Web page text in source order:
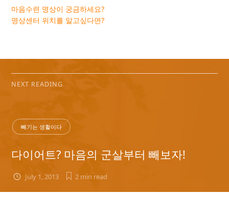
마음수련 명상이 궁금하세요?
명상센터 위치를 알고싶다면?
NEXT READING
빼기는 생활이다
다이어트? 마음의 군살부터 빼보자!
July 1, 2013 2 min read